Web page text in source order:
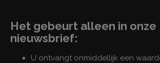
Het gebeurt alleen in onze
nieuwsbrief:
U ontvangt onmiddellijk een